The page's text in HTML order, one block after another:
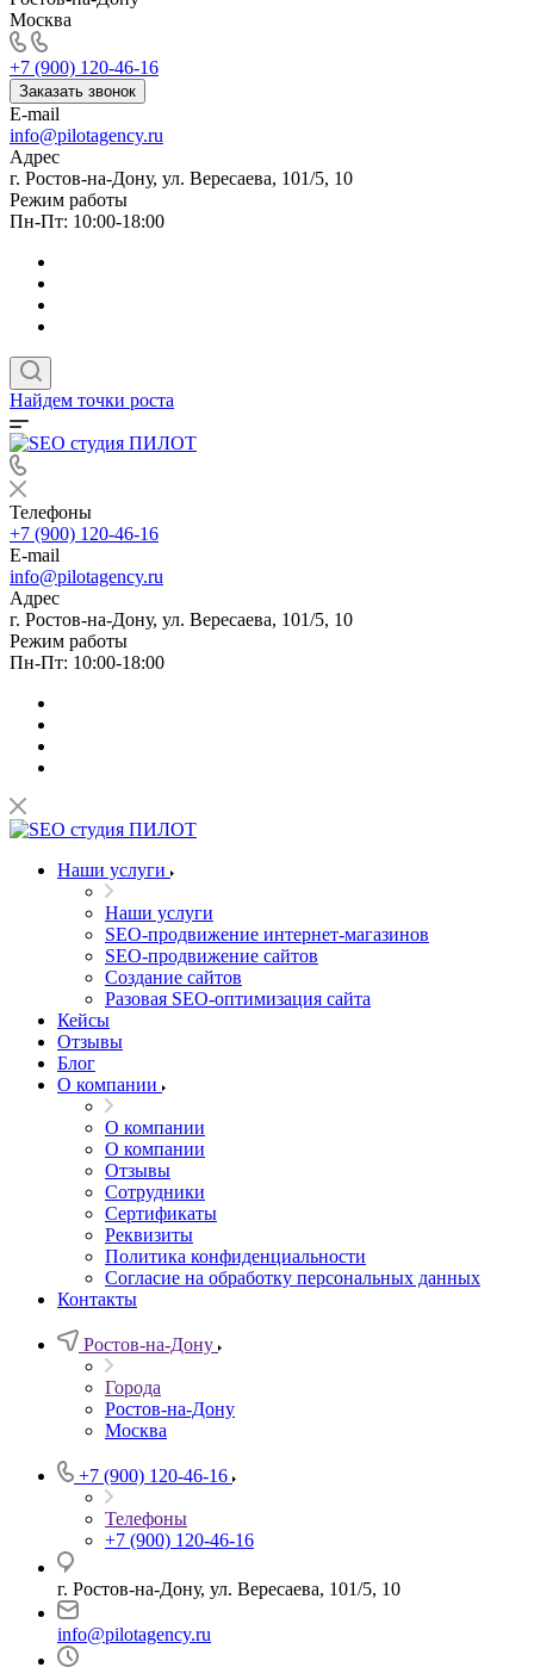
Москва
+7 (900) 120-46-16
Заказать звонок
E-mail
info@pilotagency.ru
Адрес
г. Ростов-на-Дону, ул. Вересаева, 101/5, 10
Режим работы
Пн-Пт: 10:00-18:00
Найдем точки роста
Телефоны
+7 (900) 120-46-16
E-mail
info@pilotagency.ru
Адрес
г. Ростов-на-Дону, ул. Вересаева, 101/5, 10
Режим работы
Пн-Пт: 10:00-18:00
Наши услуги
Наши услуги
SEO-продвижение интернет-магазинов
SEO-продвижение сайтов
Создание сайтов
Разовая SEO-оптимизация сайта
Кейсы
Отзывы
Блог
О компании
О компании
О компании
Отзывы
Сотрудники
Сертификаты
Реквизиты
Политика конфиденциальности
Согласие на обработку персональных данных
Контакты
Ростов-на-Дону
Города
Ростов-на-Дону
Москва
+7 (900) 120-46-16
Телефоны
+7 (900) 120-46-16
г. Ростов-на-Дону, ул. Вересаева, 101/5, 10
info@pilotagency.ru